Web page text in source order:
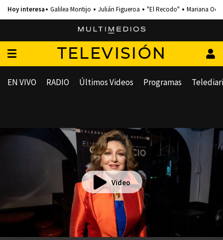
Galilea Montijo Julián Figueroa "El Recodo" Mariana
TELEVISIÓN
EN VIVO RADIO Últimos Videos Programas
Video